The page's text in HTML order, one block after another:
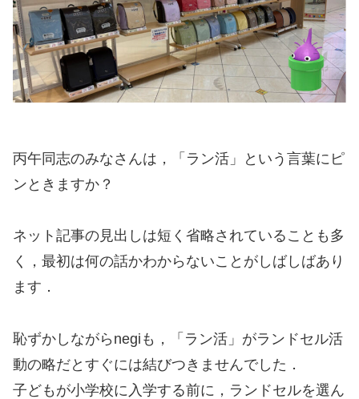
丙午同志のみなさんは，「ラン活」という言葉にピ
ンときますか？
ネット記事の見出しは短く省略されていることも多
く，最初は何の話かわからないことがしばしばあり
ます．
恥ずかしながらnegiも，「ラン活」がランドセル活
動の略だとすぐには結びつきませんでした．
子どもが小学校に入学する前に，ランドセルを選ん